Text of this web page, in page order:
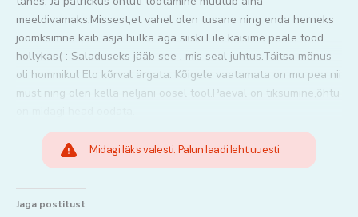
meeldivamaks.Missest,et vahel olen tusane ning enda herneks
joomksimne käib asja hulka aga siiski.Eile käisime peale tööd
hollykas( : Saladuseks jääb see , mis seal juhtus.Täitsa mõnus
oli hommikul Elo kõrval ärgata. Kõigele vaatamata on mu pea nii
must ning olen kella neljani öösel tööl.Päeval on tiksumine,õhtu
Midagi läks valesti. Palun laadi leht uuesti.
Jaga postitust